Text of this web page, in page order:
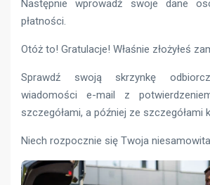
Następnie wprowadź swoje dane
płatności.
Otóż to! Gratulacje! Właśnie złożyłeś
Sprawdź swoją skrzynkę
wiadomości e-mail z
szczegółami, a później ze szczegółami
Niech rozpocznie się Twoja